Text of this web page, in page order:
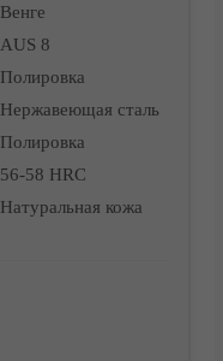
Венге
AUS 8
Полировка
Нержавеющая сталь
Полировка
56-58 HRC
Натуральная кожа